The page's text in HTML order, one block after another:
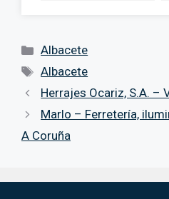
Categorías
Albacete
Etiquetas
Albacete
Herrajes Ocariz, S.A. –
Marlo – Ferretería,
A Coruña